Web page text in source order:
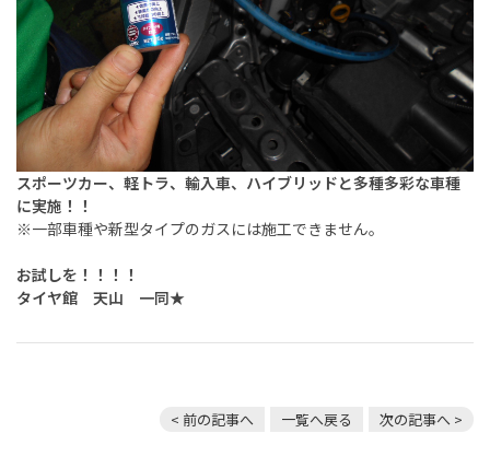
スポーツカー、軽トラ、輸入車、ハイブリッドと多種多彩な車種
に実施！！
※一部車種や新型タイプのガスには施工できません。
お試しを！！！！
タイヤ館 天山 一同★
< 前の記事へ 一覧へ戻る 次の記事へ >